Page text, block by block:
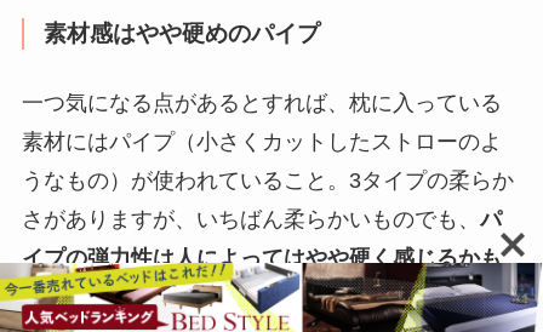
素材感はやや硬めのパイプ
一つ気になる点があるとすれば、枕に入っている
素材にはパイプ（小さくカットしたストローのよ
うなもの）が使われていること。3タイプの柔らか
さがありますが、いちばん柔らかいものでも、パ
イプの弾力性は人によってはやや硬く感じるかも
しれません。